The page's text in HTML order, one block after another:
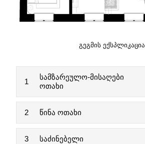
ᲒᲔᲒᲛᲘᲡ ᲔᲥᲡᲞᲚᲘᲙᲐᲪᲘᲐ
1
სამზარეულო-მისაღები
ოთახი
2 წინა ოთახი
3 საძინებელი